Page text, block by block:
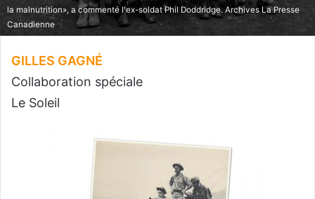
la malnutrition», a commenté l'ex-soldat Phil Doddridge. Archives La Presse
Canadienne
GILLES GAGNÉ
Collaboration spéciale
Le Soleil